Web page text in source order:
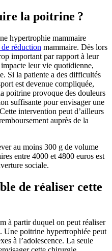
la poitrine ?
hypertrophie mammaire
réduction mammaire. Dès lors
important par rapport à leur
leur vie quotidienne,
Si la patiente a des difficultés
est devenue compliquée,
poitrine provoque des douleurs
suffisante pour envisager une
intervention peut d’ailleurs
auprès de la
au moins 300 g de volume
entre 4000 et 4800 euros est
sociale.
de réaliser cette
à partir duquel on peut réaliser
Une poitrine hypertrophiée peut
à l’adolescence. La seule